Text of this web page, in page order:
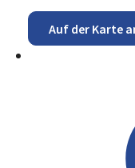
Auf der Karte